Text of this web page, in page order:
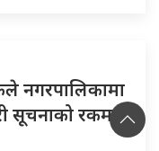
नगरपालिकामा
सूचनाको रकम